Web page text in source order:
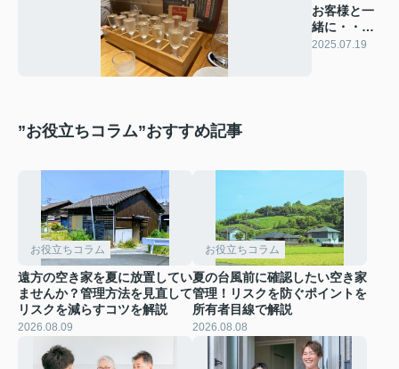
お客様と一
緒に・・・
ぶらり伏見
2025.07.19
”お役立ちコラム”おすすめ記事
お役立ちコラム
遠方の空き家を夏に放置してい
ませんか？管理方法を見直して
リスクを減らすコツを解説
2026.08.09
お役立ちコラム
夏の台風前に確認したい空き家
管理！リスクを防ぐポイントを
所有者目線で解説
2026.08.08